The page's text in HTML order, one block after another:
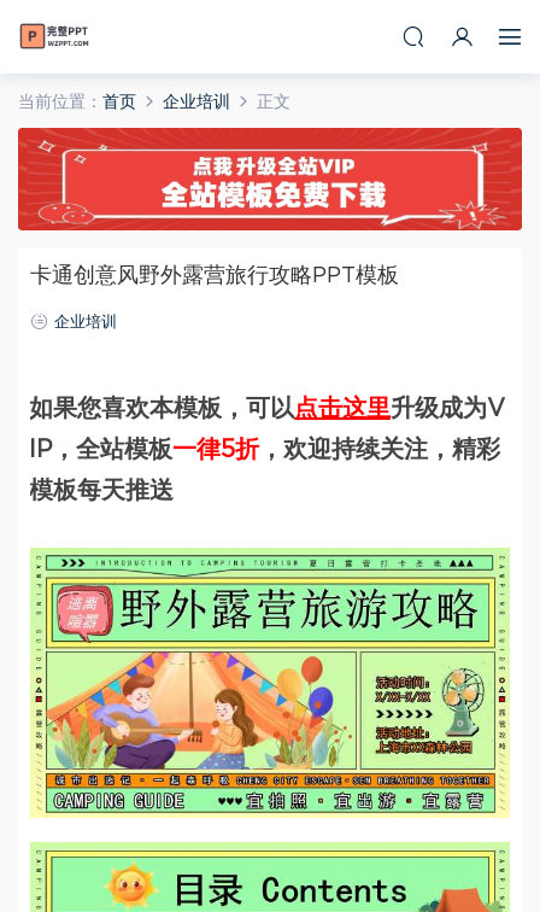
当前位置： 首页 企业培训 正文
卡通创意风野外露营旅行攻略PPT模板
企业培训
如果您喜欢本模板，可以点击这里升级成为V
IP，全站模板一律5折，欢迎持续关注，精彩
模板每天推送